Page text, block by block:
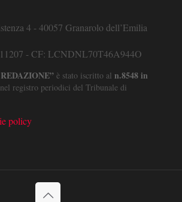
4 - 40057 Granarolo dell’Emilia
- CF: LCNDNL70T46A944O
è stato iscritto al n.8548 in
nel registro periodici del Tribunale di
policy